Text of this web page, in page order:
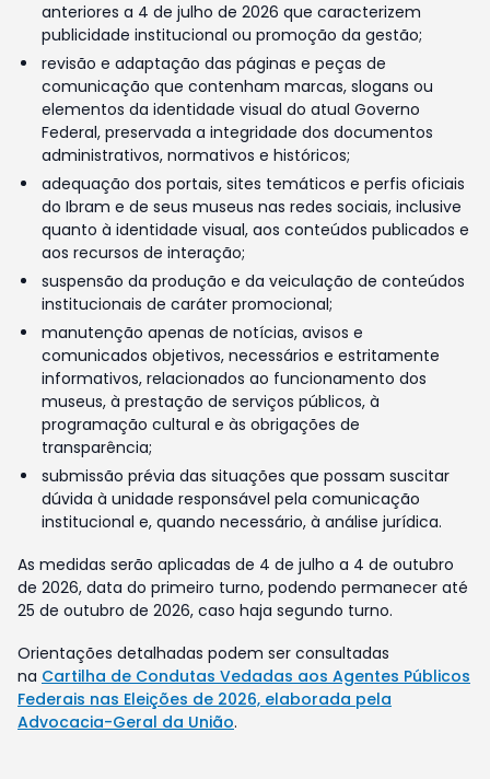
anteriores a 4 de julho de 2026 que caracterizem
publicidade institucional ou promoção da gestão;
revisão e adaptação das páginas e peças de
comunicação que contenham marcas, slogans ou
elementos da identidade visual do atual Governo
Federal, preservada a integridade dos documentos
administrativos, normativos e históricos;
adequação dos portais, sites temáticos e perfis oficiais
do Ibram e de seus museus nas redes sociais, inclusive
quanto à identidade visual, aos conteúdos publicados e
aos recursos de interação;
suspensão da produção e da veiculação de conteúdos
institucionais de caráter promocional;
manutenção apenas de notícias, avisos e
comunicados objetivos, necessários e estritamente
informativos, relacionados ao funcionamento dos
museus, à prestação de serviços públicos, à
programação cultural e às obrigações de
transparência;
submissão prévia das situações que possam suscitar
dúvida à unidade responsável pela comunicação
institucional e, quando necessário, à análise jurídica.
As medidas serão aplicadas de 4 de julho a 4 de outubro
de 2026, data do primeiro turno, podendo permanecer até
25 de outubro de 2026, caso haja segundo turno.
Orientações detalhadas podem ser consultadas
na Cartilha de Condutas Vedadas aos Agentes Públicos
Federais nas Eleições de 2026, elaborada pela
Advocacia-Geral da União.